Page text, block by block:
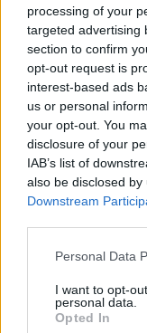
processing of your
targeted advertising
section to confirm
opt-out request is
interest-based ads
us or personal
your opt-out. You
disclosure of your
IAB’s list of
also be disclosed
Downstream
Please note that
not limited to your
grant or deny
use your data for
Personal Data
I want to opt-
personal data.
Opted In
Nem hittük,
megéri a
Amikor
színészek, sem
gondolta, hogy